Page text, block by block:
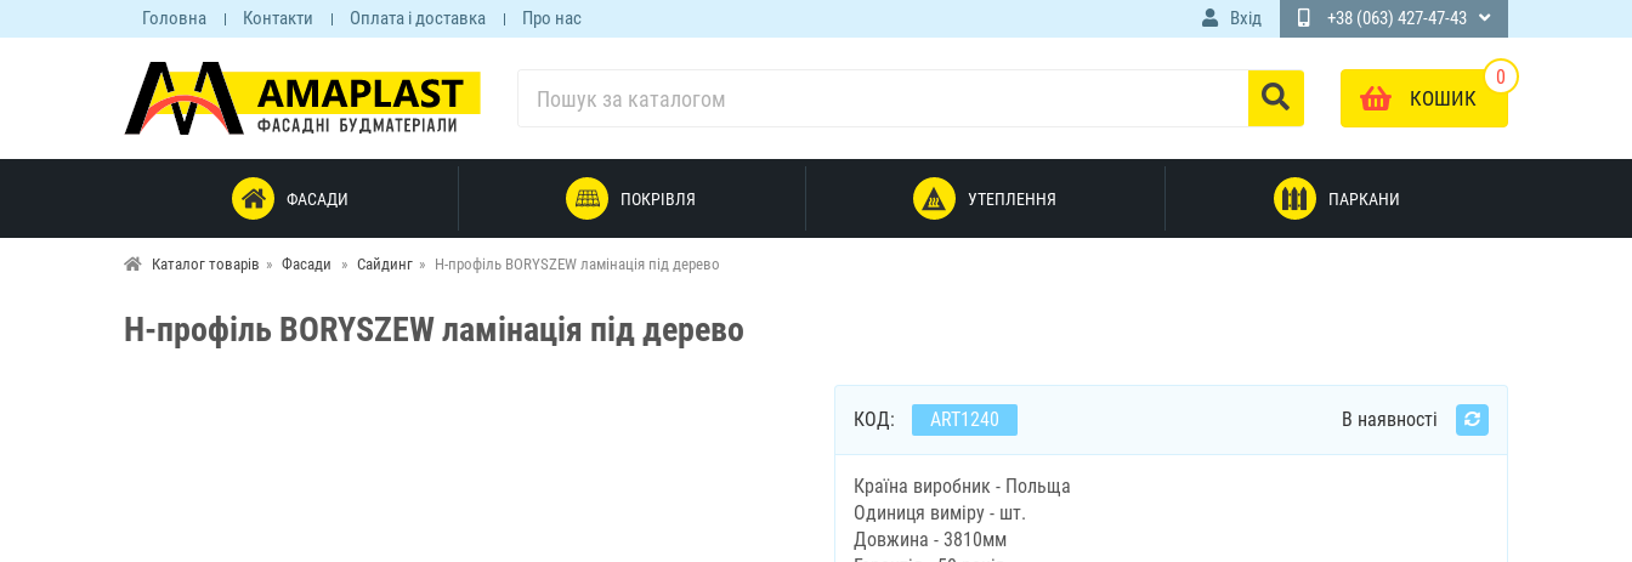
Головна Контакти Оплата і доставка Про нас Вхід +38 (063) 427-47-43
0
КОШИК
ФАСАДИ ПОКРІВЛЯ УТЕПЛЕННЯ ПАРКАНИ
Каталог товарів Фасади Сайдинг Н-профіль BORYSZEW ламінація під дерево
Н-профіль BORYSZEW ламінація під дерево
КОД: ART1240 В наявності
Країна виробник - Польща
Одиниця виміру - шт.
Довжина - 3810мм